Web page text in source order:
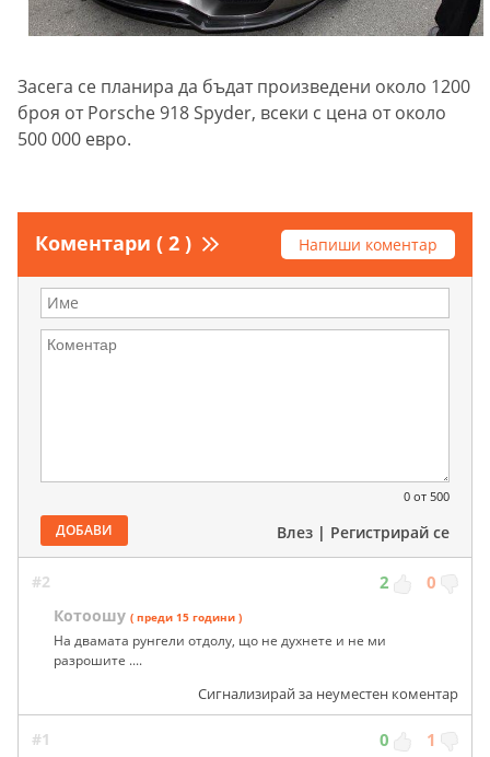
Засега се планира да бъдат произведени около 1200
броя от Porsche 918 Spyder, всеки с цена от около
500 000 евро.
Коментари ( 2 ) Напиши коментар
0 от 500
ДОБАВИ Влез | Регистрирай се
#2 2 0
Котоошу ( преди 15 години )
На двамата рунгели отдолу, що не духнете и не ми
разрошите ....
Сигнализирай за неуместен коментар
#1 0 1